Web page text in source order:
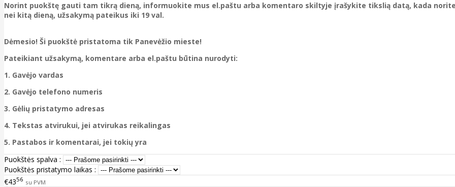
Norint puokštę gauti tam tikrą dieną, informuokite mus el.paštu arba komentaro skiltyje įrašykite tikslią datą, kada
nei kitą dieną, užsakymą pateikus iki 19 val.
Dėmesio! Ši puokštė pristatoma tik Panevėžio mieste!
Pateikiant užsakymą, komentare arba el.paštu būtina nurodyti:
1. Gavėjo vardas
2. Gavėjo telefono numeris
3. Gėlių pristatymo adresas
4. Tekstas atvirukui, jei atvirukas reikalingas
5. Pastabos ir komentarai, jei tokių yra
Puokštės spalva :
Puokštės pristatymo laikas :
€4356 su PVM